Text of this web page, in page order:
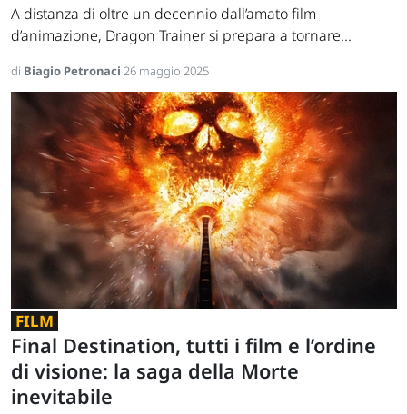
A distanza di oltre un decennio dall’amato film
d’animazione, Dragon Trainer si prepara a tornare...
di Biagio Petronaci 26 maggio 2025
FILM
Final Destination, tutti i film e l’ordine
di visione: la saga della Morte
inevitabile